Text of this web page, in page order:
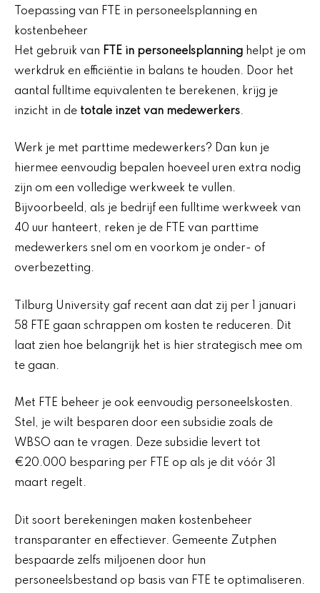
Toepassing van FTE in personeelsplanning en
kostenbeheer
Het gebruik van FTE in personeelsplanning helpt je om
werkdruk en efficiëntie in balans te houden. Door het
aantal fulltime equivalenten te berekenen, krijg je
inzicht in de totale inzet van medewerkers.
Werk je met parttime medewerkers? Dan kun je
hiermee eenvoudig bepalen hoeveel uren extra nodig
zijn om een volledige werkweek te vullen.
Bijvoorbeeld, als je bedrijf een fulltime werkweek van
40 uur hanteert, reken je de FTE van parttime
medewerkers snel om en voorkom je onder- of
overbezetting.
Tilburg University gaf recent aan dat zij per 1 januari
58 FTE gaan schrappen om kosten te reduceren. Dit
laat zien hoe belangrijk het is hier strategisch mee om
te gaan.
Met FTE beheer je ook eenvoudig personeelskosten.
Stel, je wilt besparen door een subsidie zoals de
WBSO aan te vragen. Deze subsidie levert tot
€20.000 besparing per FTE op als je dit vóór 31
maart regelt.
Dit soort berekeningen maken kostenbeheer
transparanter en effectiever. Gemeente Zutphen
bespaarde zelfs miljoenen door hun
personeelsbestand op basis van FTE te optimaliseren.